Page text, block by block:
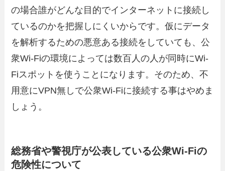
の場合誰がどんな目的でインターネットに接続し
ているのかを把握しにくいからです。仮にデータ
を解析するための悪意ある接続をしていても、公
衆Wi-Fiの環境によっては数百人の人が同時にWi-
Fiスポットを使うことになります。そのため、不
用意にVPN無しで公衆Wi-Fiに接続する事はやめま
しょう。
総務省や警視庁が公表している公衆Wi-Fiの
危険性について